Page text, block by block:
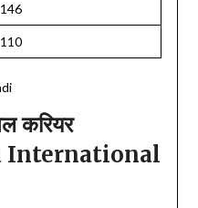
146
110
करियर
International